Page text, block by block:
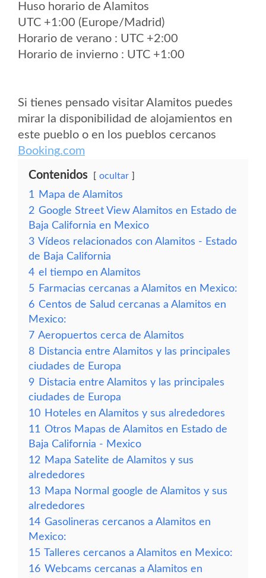
Huso horario de Alamitos
UTC +1:00 (Europe/Madrid)
Horario de verano : UTC +2:00
Horario de invierno : UTC +1:00
Si tienes pensado visitar Alamitos puedes
mirar la disponibilidad de alojamientos en
este pueblo o en los pueblos cercanos
Booking.com
Contenidos ocultar
1
Mapa de Alamitos
2 Google Street View Alamitos en Estado de
Baja California en Mexico
3 Vídeos relacionados con Alamitos - Estado
de Baja California
4 el tiempo en Alamitos
5 Farmacias cercanas a Alamitos en Mexico:
6 Centos de Salud cercanas a Alamitos en
Mexico:
7 Aeropuertos cerca de Alamitos
8 Distancia entre Alamitos y las principales
ciudades de Europa
9 Distacia entre Alamitos y las principales
ciudades de Europa
10 Hoteles en Alamitos y sus alrededores
11 Otros Mapas de Alamitos en Estado de
Baja California - Mexico
12 Mapa Satelite de Alamitos y sus
alrededores
13 Mapa Normal google de Alamitos y sus
alrededores
14 Gasolineras cercanos a Alamitos en
Mexico:
15 Talleres cercanos a Alamitos en Mexico:
16 Webcams cercanas a Alamitos en